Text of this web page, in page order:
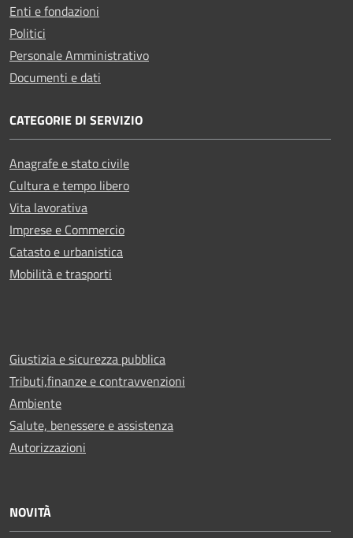
Enti e fondazioni
Politici
Personale Amministrativo
Documenti e dati
CATEGORIE DI SERVIZIO
Anagrafe e stato civile
Cultura e tempo libero
Vita lavorativa
Imprese e Commercio
Catasto e urbanistica
Mobilità e trasporti
Giustizia e sicurezza pubblica
Tributi,finanze e contravvenzioni
Ambiente
Salute, benessere e assistenza
Autorizzazioni
NOVITÀ